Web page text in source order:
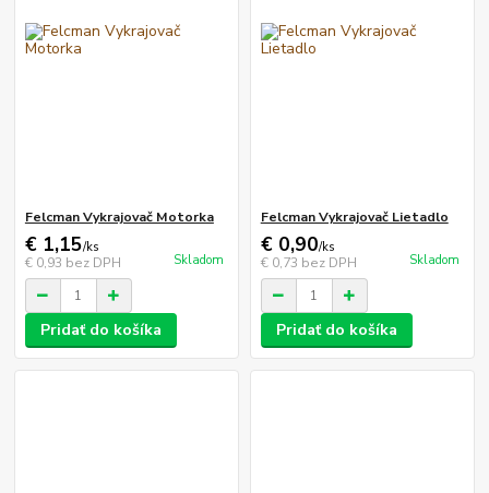
Felcman Vykrajovač Motorka
€ 1,15/ks
€ 0,93 bez DPH Skladom
Pridať do košíka
Felcman Vykrajovač Lietadlo
€ 0,90/ks
€ 0,73 bez DPH Skladom
Pridať do košíka